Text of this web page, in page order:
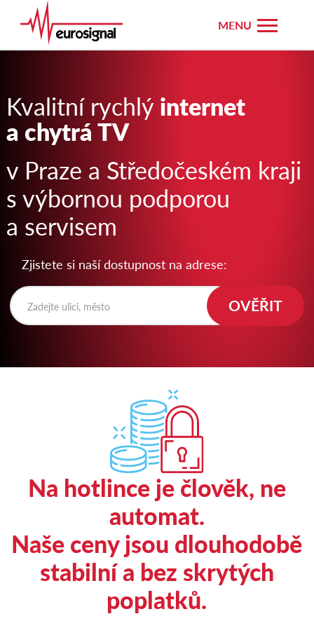
hlavnímu
Eurosignal
Kvalitní rychlý internet
a chytrá TV
v Praze a Středočeském kraji
s výbornou podporou
a servisem
Zjistete si naší dostupnost na adrese:
Zadejte ulici, město
Na hotlince je člověk, ne
automat.
Naše ceny jsou dlouhodobě
stabilní a bez skrytých
poplatků.